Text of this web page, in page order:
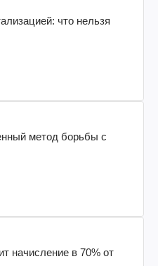
что нельзя
метод борьбы с
начисление в 70% от